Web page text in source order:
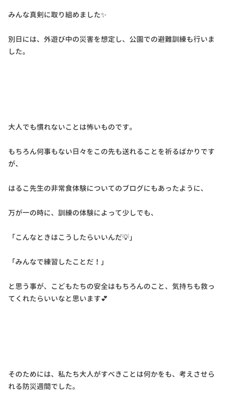
みんな真剣に取り組めました✨
別日には、外遊び中の災害を想定し、公園での避難訓練も行いま
した。
大人でも慣れないことは怖いものです。
もちろん何事もない日々をこの先も送れることを祈るばかりです
が、
はるこ先生の非常食体験についてのブログにもあったように、
万が一の時に、訓練の体験によって少しでも、
「こんなときはこうしたらいいんだ💡」
「みんなで練習したことだ！」
と思う事が、こどもたちの安全はもちろんのこと、気持ちも救っ
てくれたらいいなと思います💕
そのためには、私たち大人がすべきことは何かをも、考えさせら
れる防災週間でした。